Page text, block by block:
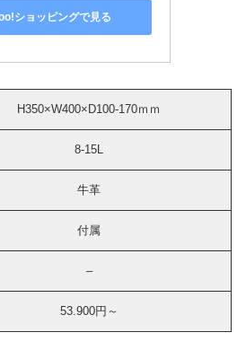
ショッピングで見る
H350×W400×D100-170ｍｍ
8-15L
牛革
付属
–
53.900円～